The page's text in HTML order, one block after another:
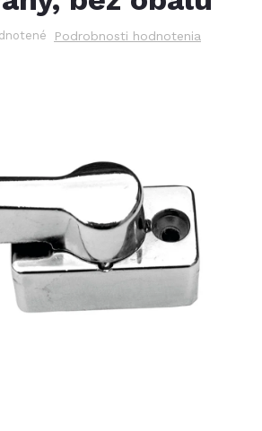
Podrobnosti hodnotenia